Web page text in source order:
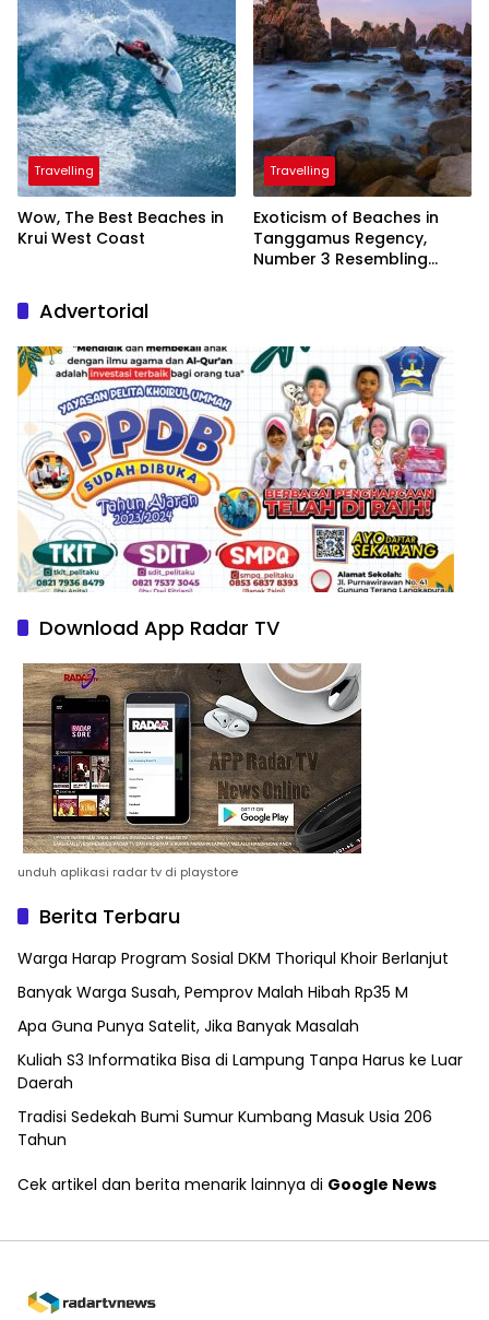
Travelling
Wow, The Best Beaches in
Krui West Coast
Travelling
Exoticism of Beaches in
Tanggamus Regency,
Number 3 Resembling
Advertorial
Download App Radar TV
unduh aplikasi radar tv di playstore
Berita Terbaru
Warga Harap Program Sosial DKM Thoriqul Khoir Berlanjut
Banyak Warga Susah, Pemprov Malah Hibah Rp35 M
Apa Guna Punya Satelit, Jika Banyak Masalah
Kuliah S3 Informatika Bisa di Lampung Tanpa Harus ke Luar
Daerah
Tradisi Sedekah Bumi Sumur Kumbang Masuk Usia 206
Tahun
Cek artikel dan berita menarik lainnya di Google News